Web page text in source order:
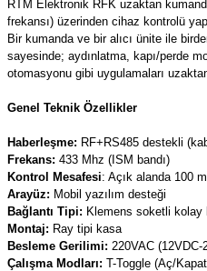
Ölçer) ve Wattmetreler
ve Test Cihazları
İstasyonu Ölçüm ve Test Cihazları
İstasyonları
Ölçüm Cihazları)
Cihazları
Cihazları
RTM Elektronik RFK uzaktan
frekansı) üzerinden cihaz kontrolü
Bir kumanda ve bir alıcı ünite ile
sayesinde; aydınlatma, kapı/perde
otomasyonu gibi uygulamaları
Genel Teknik Özellikler
Haberleşme: RF+RS485 destekli
Frekans: 433 Mhz (ISM bandı)
Kontrol Mesafesi: Açık alanda 100
Arayüz: Mobil yazılım desteği
Bağlantı Tipi: Klemens soketli kolay
Montaj: Ray tipi kasa
Besleme Gerilimi: 220VAC
Çalışma Modları: T-Toggle (Aç/